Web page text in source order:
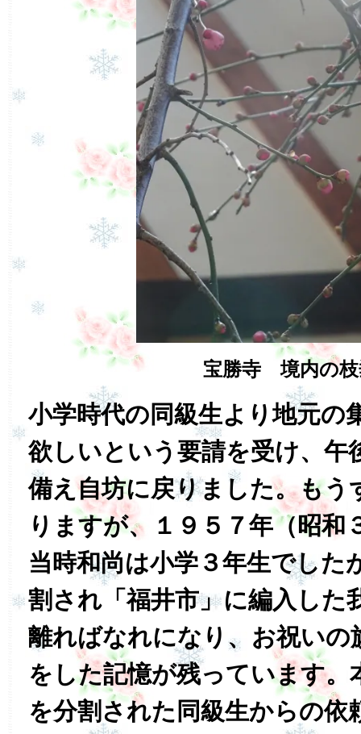
宝勝寺 境内の枝
小学時代の同級生より地元の
欲しいという要請を受け、午
備え自坊に戻りました。もう
りますが、１９５７年（昭和
当時和尚は小学３年生でした
割され「福井市」に編入した
離ればなれになり、お祝いの
をした記憶が残っています。
を分割された同級生からの依